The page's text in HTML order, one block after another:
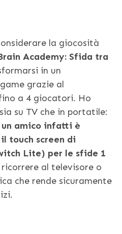
la giocosità
Academy: Sfida tra
in un
grazie al
a 4 giocatori. Ho
su TV che in portatile:
amico infatti è
touch screen di
Lite) per le sfide 1
al televisore o
che rende sicuramente